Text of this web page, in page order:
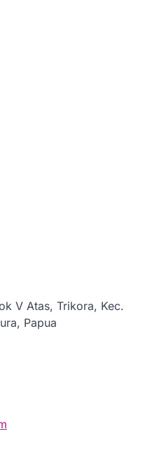
V Atas, Trikora, Kec.
Papua